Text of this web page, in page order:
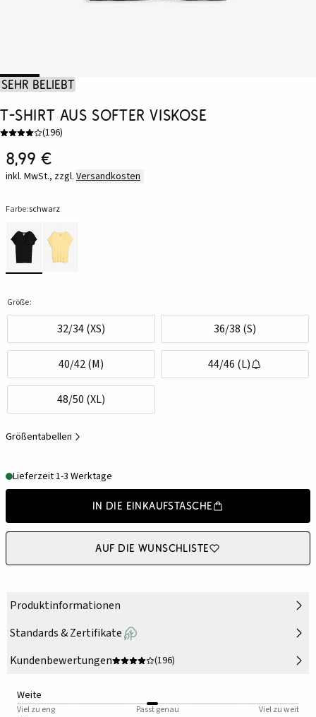
Sehr beliebt
T-Shirt aus softer Viskose
(196)
8,99 €
inkl. MwSt., zzgl. Versandkosten
Farbe:schwarz
Größe:
32/34 (XS) 36/38 (S)
40/42 (M) 44/46 (L)
48/50 (XL)
Größentabellen
Lieferzeit 1-3 Werktage
In die Einkaufstasche
Auf die Wunschliste
Produktinformationen
Standards & Zertifikate
Kundenbewertungen
(196)
Weite
Viel zu eng Passt genau Viel zu weit